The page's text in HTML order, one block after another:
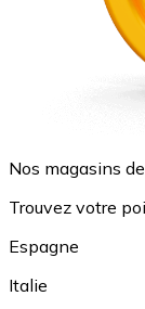
Nos magasins
Trouvez votre
Espagne
Italie